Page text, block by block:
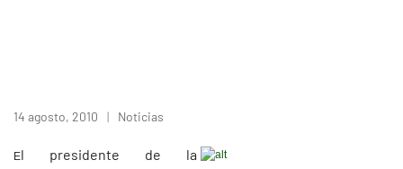
14 agosto, 2010 Noticias
El presidente de la